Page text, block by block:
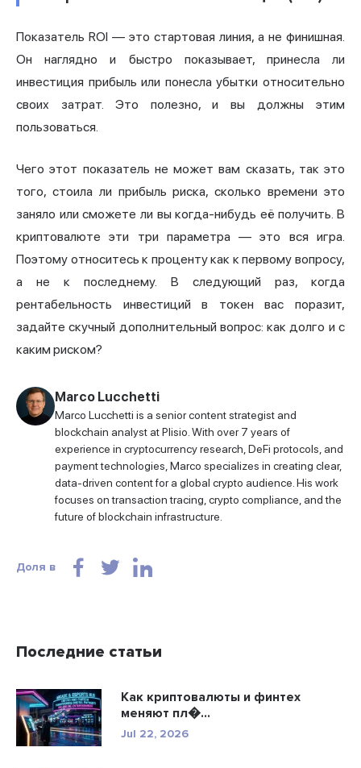
Показатель ROI — это стартовая линия, а не финишная.
Он наглядно и быстро показывает, принесла ли
инвестиция прибыль или понесла убытки относительно
своих затрат. Это полезно, и вы должны этим
пользоваться.
Чего этот показатель не может вам сказать, так это
того, стоила ли прибыль риска, сколько времени это
заняло или сможете ли вы когда-нибудь её получить. В
криптовалюте эти три параметра — это вся игра.
Поэтому относитесь к проценту как к первому вопросу,
а не к последнему. В следующий раз, когда
рентабельность инвестиций в токен вас поразит,
задайте скучный дополнительный вопрос: как долго и с
каким риском?
Marco Lucchetti
Marco Lucchetti is a senior content strategist and
blockchain analyst at Plisio. With over 7 years of
experience in cryptocurrency research, DeFi protocols, and
payment technologies, Marco specializes in creating clear,
data-driven content for a global crypto audience. His work
focuses on transaction tracing, crypto compliance, and the
future of blockchain infrastructure.
Доля в
Последние статьи
Как криптовалюты и финтех
меняют пл�...
Jul 22, 2026